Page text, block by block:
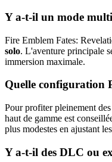
Y a-t-il un mode
Fire Emblem Fates:
solo. L'aventure principale
immersion maximale.
Quelle configuration
Pour profiter pleinement
haut de gamme est
plus modestes en ajustant
Y a-t-il des DLC ou